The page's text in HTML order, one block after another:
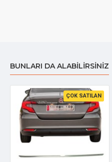
BUNLARI DA ALABILIRSINIZ
ÇOK SATILAN